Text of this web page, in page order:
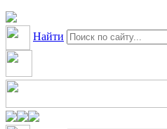
Найти